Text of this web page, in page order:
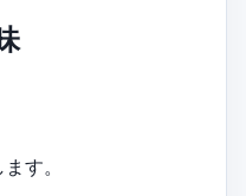
す。